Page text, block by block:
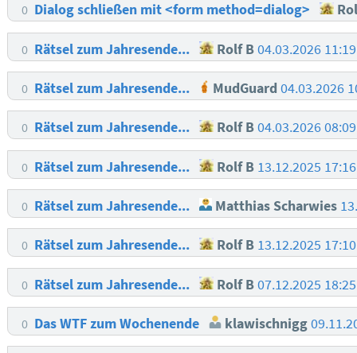
0 Dialog schließen mit <form method=dialog>
0 Rätsel zum Jahresende... Rolf B04.03.2026
0 Rätsel zum Jahresende... MudGuard 04.03.2026
0 Rätsel zum Jahresende... Rolf B04.03.2026
0 Rätsel zum Jahresende... Rolf B 13.12.2025
0 Rätsel zum Jahresende... Matthias Scharwies
0 Rätsel zum Jahresende... Rolf B 13.12.2025
0 Rätsel zum Jahresende... Rolf B07.12.2025
0 Das WTF zum Wochenende klawischnigg